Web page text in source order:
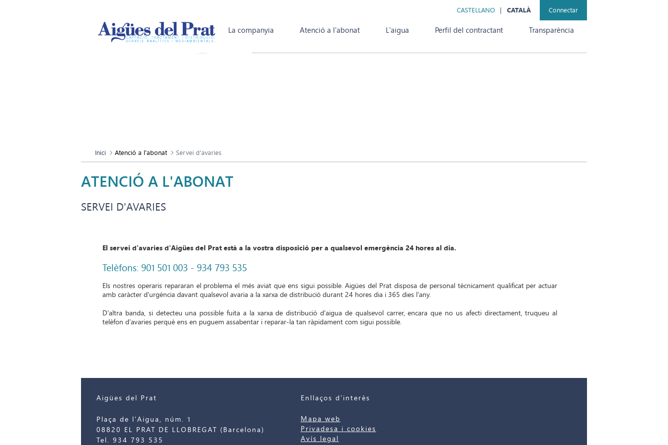
Connectar
CASTELLANO CATALÀ
La companyia Atenció a l'abonat L'aigua Perfil del contractant Transparència
Inici Atenció a l'abonat Servei d'avaries
ATENCIÓ A L'ABONAT
SERVEI D'AVARIES
El servei d'avaries d'Aigües del Prat està a la vostra disposició per a qualsevol emergència 24 hores al dia.
Telèfons: 901 501 003 - 934 793 535
Els nostres operaris repararan el problema el més aviat que ens sigui possible. Aigües del Prat disposa de personal tècnicament qualificat per actuar
amb caràcter d'urgència davant qualsevol avaria a la xarxa de distribució durant 24 hores dia i 365 dies l'any.
D'altra banda, si detecteu una possible fuita a la xarxa de distribució d'aigua de qualsevol carrer, encara que no us afecti directament, truqueu al
telèfon d'avaries perquè ens en puguem assabentar i reparar-la tan ràpidament com sigui possible.
Aigües del Prat
Plaça de l'Aigua, núm. 1
08820 EL PRAT DE LLOBREGAT (Barcelona)
Tel. 934 793 535
Enllaços d'interès
Mapa web
Privadesa i cookies
Avís legal